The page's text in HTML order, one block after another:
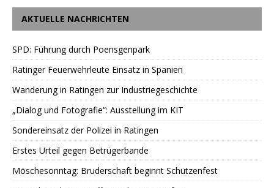
AKTUELLE NACHRICHTEN
SPD: Führung durch Poensgenpark
Ratinger Feuerwehrleute Einsatz in Spanien
Wanderung in Ratingen zur Industriegeschichte
„Dialog und Fotografie“: Ausstellung im KIT
Sondereinsatz der Polizei in Ratingen
Erstes Urteil gegen Betrügerbande
Möschesonntag: Bruderschaft beginnt Schützenfest